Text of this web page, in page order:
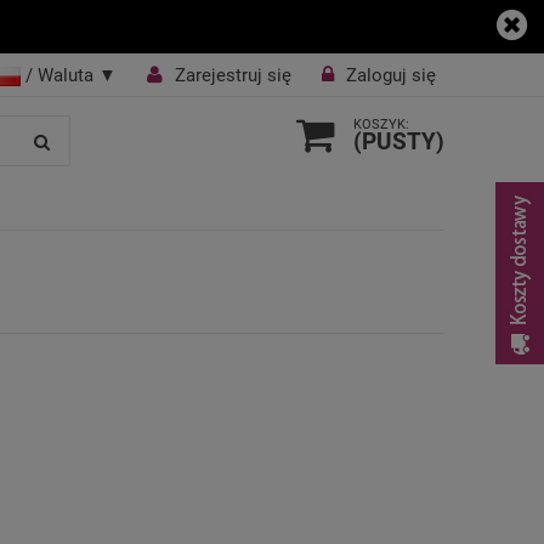
Zarejestruj się Zaloguj się
/ Waluta ▼
KOSZYK:
(PUSTY)